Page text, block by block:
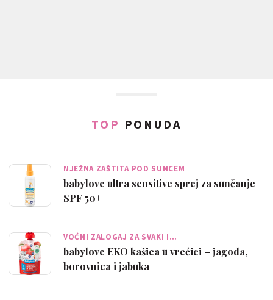
TOP PONUDA
NJEŽNA ZAŠTITA POD SUNCEM
babylove ultra sensitive sprej za sunčanje
SPF 50+
VOĆNI ZALOGAJ ZA SVAKI I…
babylove EKO kašica u vrećici – jagoda,
borovnica i jabuka